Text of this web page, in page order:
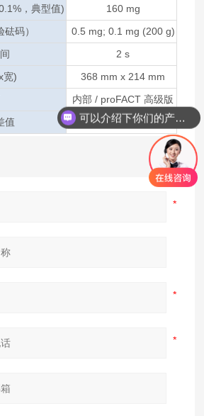
，典型值)
160 mg
码）
0.5 mg; 0.1 mg (200 g)
2 s
宽)
368 mm x 214 mm
内部 / proFACT 高级版
值
0.4 mg 可以介绍下你们的产品么